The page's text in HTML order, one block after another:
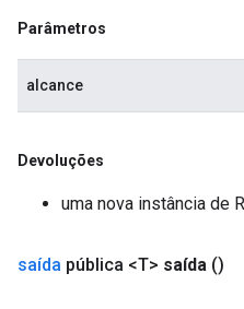
Parâmetros
alcance
Devoluções
uma nova instância de
saída pública <T> saída ()